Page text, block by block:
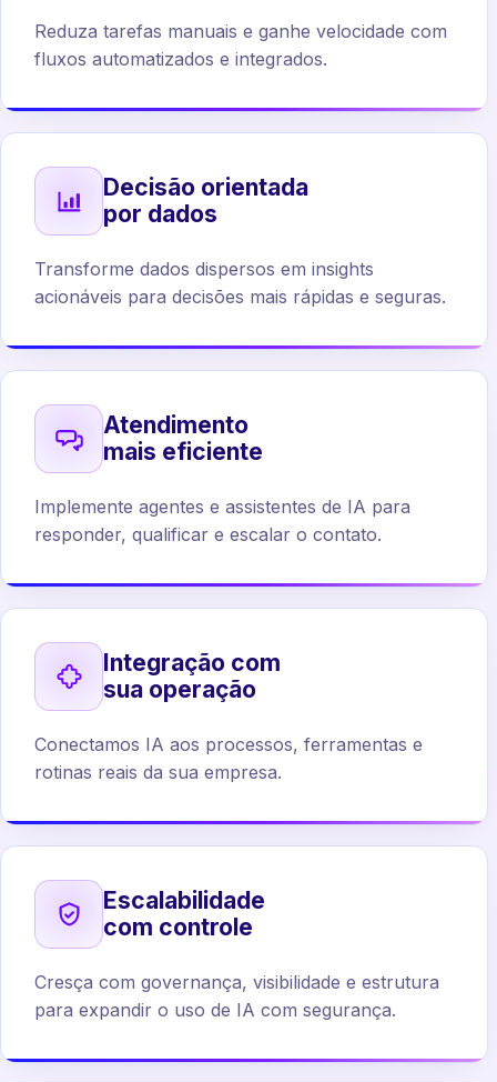
Reduza tarefas manuais e ganhe velocidade com
fluxos automatizados e integrados.
Decisão orientada
por dados
Transforme dados dispersos em insights
acionáveis para decisões mais rápidas e seguras.
Atendimento
mais eficiente
Implemente agentes e assistentes de IA para
responder, qualificar e escalar o contato.
Integração com
sua operação
Conectamos IA aos processos, ferramentas e
rotinas reais da sua empresa.
Escalabilidade
com controle
Cresça com governança, visibilidade e estrutura
para expandir o uso de IA com segurança.